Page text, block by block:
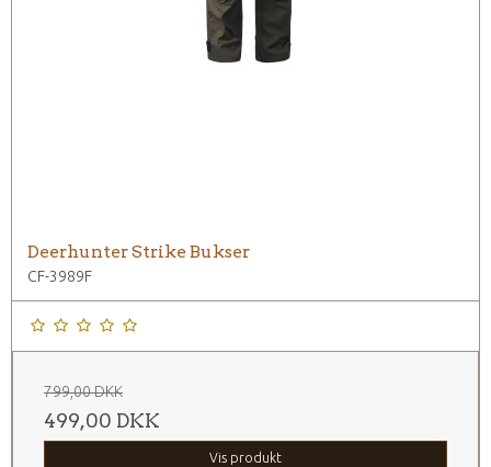
Deerhunter Strike Bukser
CF-3989F
799,00 DKK
499,00 DKK
Vis produkt